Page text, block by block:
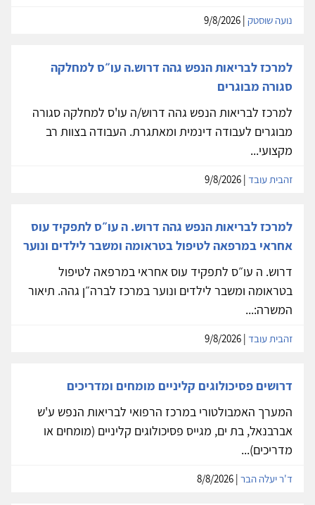
נועה שוסטק
למרכז לבריאות הנפש גהה דרוש.ה עו״ס למחלקה
סגורה מבוגרים
למרכז לבריאות הנפש גהה דרוש/ה עו'ס למחלקה סגורה
מבוגרים לעבודה דינמית ומאתגרת. העבודה בצוות רב
מקצועי...
זהבית עובד
למרכז לבריאות הנפש גהה דרוש. ה עו״ס לתפקיד עוס
אחראי במרפאה לטיפול בטראומה ומשבר לילדים ונוער
דרוש. ה עו״ס לתפקיד עוס אחראי במרפאה לטיפול
בטראומה ומשבר לילדים ונוער במרכז לברה״ן גהה. תיאור
המשרה:...
זהבית עובד
דרושים פסיכולוגים קליניים מומחים ומדריכים
המערך האמבולטורי במרכז הרפואי לבריאות הנפש ע'ש
אברבנאל, בת ים, מגייס פסיכולוגים קליניים (מומחים או
מדריכים)...
ד'ר יעלה הבר